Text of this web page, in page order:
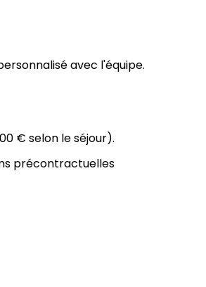
avec l'équipe.
€ selon le séjour).
précontractuelles